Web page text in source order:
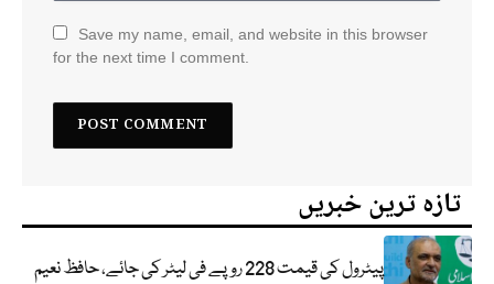
Save my name, email, and website in this browser
for the next time I comment.
تازہ ترین خبریں
پیٹرول کی قیمت 228 روپے فی لیٹر کی جائے، حافظ نعیم